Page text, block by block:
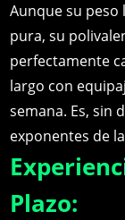
Aunque su peso
pura, su
perfectamente
largo con
semana. Es, sin
exponentes de
Plazo: